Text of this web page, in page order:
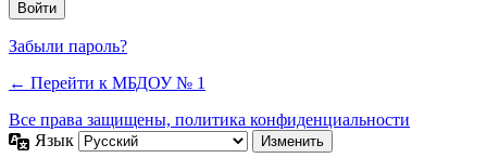
Забыли пароль?
← Перейти к МБДОУ № 1
Все права защищены, политика конфиденциальности
Язык